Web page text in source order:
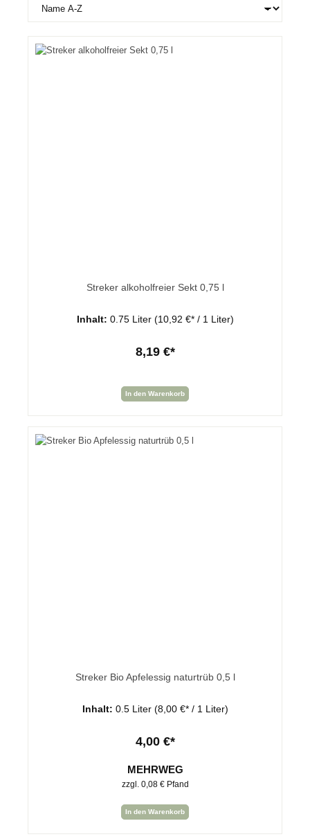
Streker alkoholfreier Sekt 0,75 l
Inhalt: 0.75 Liter (10,92 €* / 1 Liter)
8,19 €*
In den Warenkorb
Streker Bio Apfelessig naturtrüb 0,5 l
Inhalt: 0.5 Liter (8,00 €* / 1 Liter)
4,00 €*
MEHRWEG
zzgl. 0,08 € Pfand
In den Warenkorb